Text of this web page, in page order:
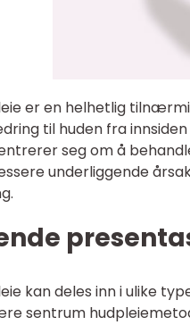
er en helhetlig
til huden fra
seg om å
underliggende
kan deles inn i ulike
sentrum